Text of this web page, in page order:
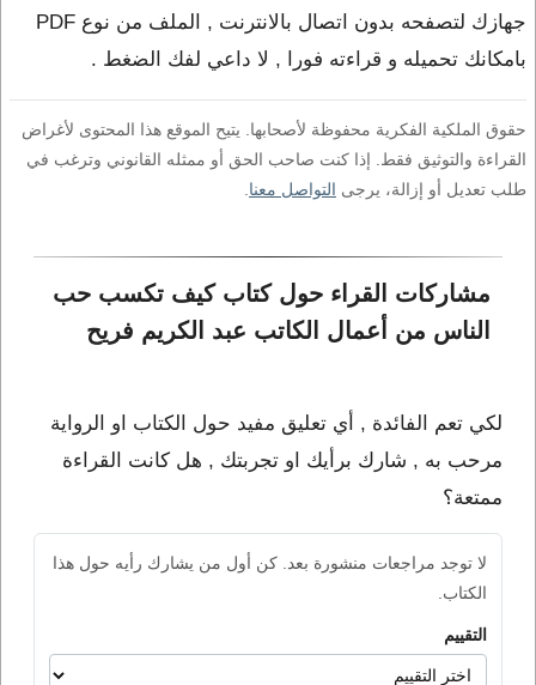
جهازك لتصفحه بدون اتصال بالانترنت , الملف من نوع PDF
بامكانك تحميله و قراءته فورا , لا داعي لفك الضغط .
حقوق الملكية الفكرية محفوظة لأصحابها. يتيح الموقع هذا المحتوى لأغراض
القراءة والتوثيق فقط. إذا كنت صاحب الحق أو ممثله القانوني وترغب في
طلب تعديل أو إزالة، يرجى التواصل معنا
مشاركات القراء حول كتاب كيف تكسب حب
الناس من أعمال الكاتب عبد الكريم فريح
لكي تعم الفائدة , أي تعليق مفيد حول الكتاب او الرواية
مرحب به , شارك برأيك او تجربتك , هل كانت القراءة
ممتعة؟
لا توجد مراجعات منشورة بعد. كن أول من يشارك رأيه حول هذا
الكتاب.
التقييم